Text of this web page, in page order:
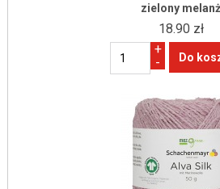
zielony melanż
18.90 zł
+
-